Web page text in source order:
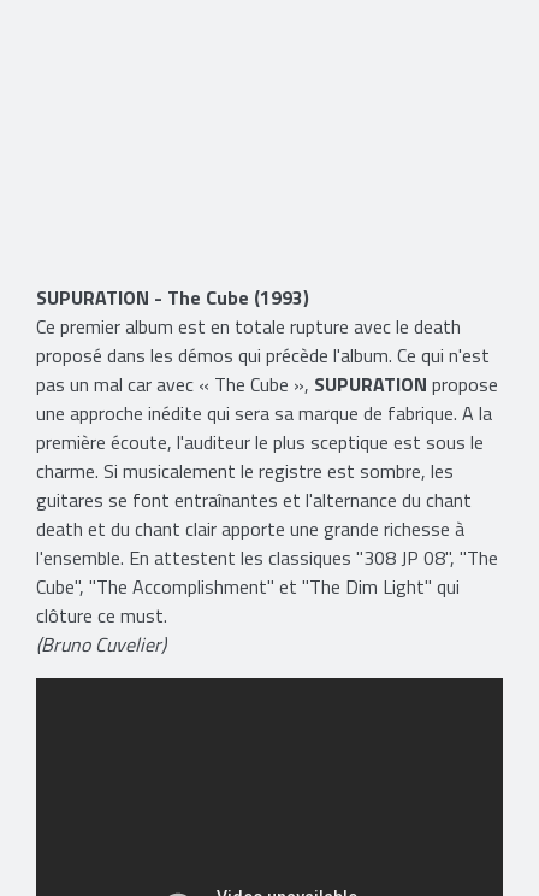
​SUPURATION - The Cube (1993)
Ce premier album est en totale rupture avec le death
proposé dans les démos qui précède l'album. Ce qui n'est
pas un mal car avec « The Cube », SUPURATION propose
une approche inédite qui sera sa marque de fabrique. A la
première écoute, l'auditeur le plus sceptique est sous le
charme. Si musicalement le registre est sombre, les
guitares se font entraînantes et l'alternance du chant
death et du chant clair apporte une grande richesse à
l'ensemble. En attestent les classiques "308 JP 08", "The
Cube", "The Accomplishment" et "The Dim Light" qui
clôture ce must.
(Bruno Cuvelier)